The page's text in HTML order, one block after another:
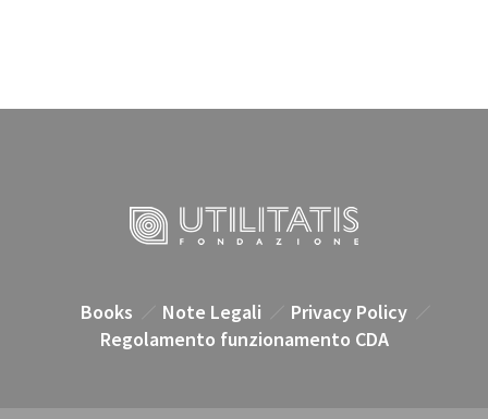
Books Note Legali
Privacy Policy
Regolamento funzionamento CDA